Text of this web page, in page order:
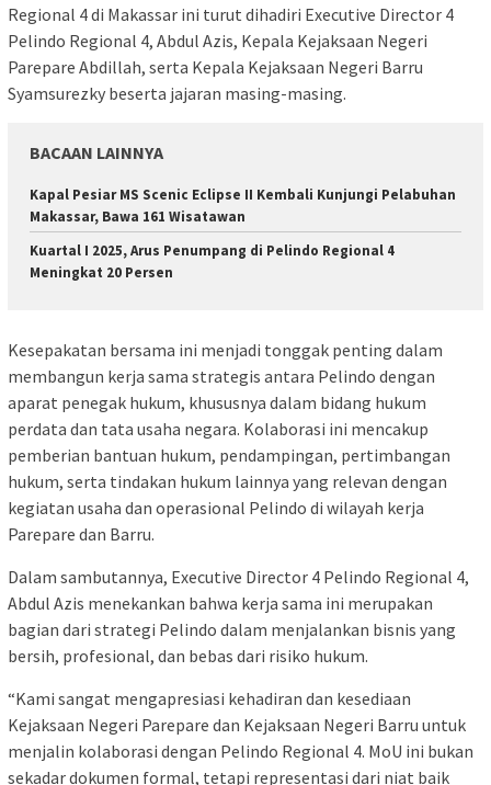
Regional 4 di Makassar ini turut dihadiri Executive Director 4
Pelindo Regional 4, Abdul Azis, Kepala Kejaksaan Negeri
Parepare Abdillah, serta Kepala Kejaksaan Negeri Barru
Syamsurezky beserta jajaran masing-masing.
BACAAN LAINNYA
Kapal Pesiar MS Scenic Eclipse II Kembali Kunjungi Pelabuhan
Makassar, Bawa 161 Wisatawan
Kuartal I 2025, Arus Penumpang di Pelindo Regional 4
Meningkat 20 Persen
Kesepakatan bersama ini menjadi tonggak penting dalam
membangun kerja sama strategis antara Pelindo dengan
aparat penegak hukum, khususnya dalam bidang hukum
perdata dan tata usaha negara. Kolaborasi ini mencakup
pemberian bantuan hukum, pendampingan, pertimbangan
hukum, serta tindakan hukum lainnya yang relevan dengan
kegiatan usaha dan operasional Pelindo di wilayah kerja
Parepare dan Barru.
Dalam sambutannya, Executive Director 4 Pelindo Regional 4,
Abdul Azis menekankan bahwa kerja sama ini merupakan
bagian dari strategi Pelindo dalam menjalankan bisnis yang
bersih, profesional, dan bebas dari risiko hukum.
“Kami sangat mengapresiasi kehadiran dan kesediaan
Kejaksaan Negeri Parepare dan Kejaksaan Negeri Barru untuk
menjalin kolaborasi dengan Pelindo Regional 4. MoU ini bukan
sekadar dokumen formal, tetapi representasi dari niat baik